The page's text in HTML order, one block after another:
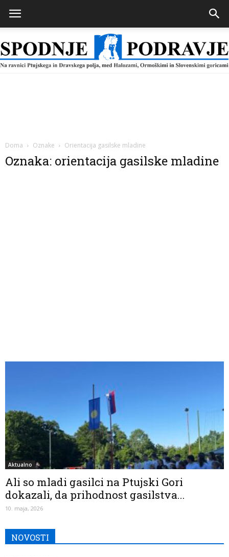
Doma Oznake Orientacija gasilske mladine
Oznaka: orientacija gasilske mladine
Aktualno
Ali so mladi gasilci na Ptujski Gori
dokazali, da prihodnost gasilstva...
10. maja, 2026
NOVOSTI